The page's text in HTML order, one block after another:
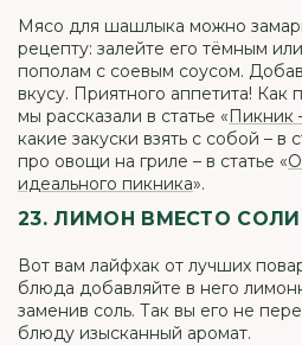
Мясо для шашлыка можно
рецепту: залейте его тёмным
пополам с соевым соусом.
вкусу. Приятного аппетита! Как
мы рассказали в статье «Пикник
какие закуски взять с собой – в
про овощи на гриле – в статье «
идеального пикника».
23. ЛИМОН ВМЕСТО СОЛИ
Вот вам лайфхак от лучших
блюда добавляйте в него
заменив соль. Так вы его не
блюду изысканный аромат.